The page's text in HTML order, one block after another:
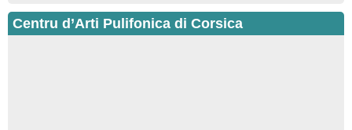
Centru d’Arti Pulifonica di Corsica